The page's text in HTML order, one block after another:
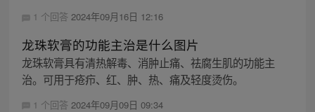
1 个回答 2024年09月16日 12:16
龙珠软膏的功能主治是什么图片
龙珠软膏具有清热解毒、消肿止痛、祛腐生肌的功能主
治。可用于疮疖、红、肿、热、痛及轻度烫伤。
1 个回答 2024年09月09日 09:34